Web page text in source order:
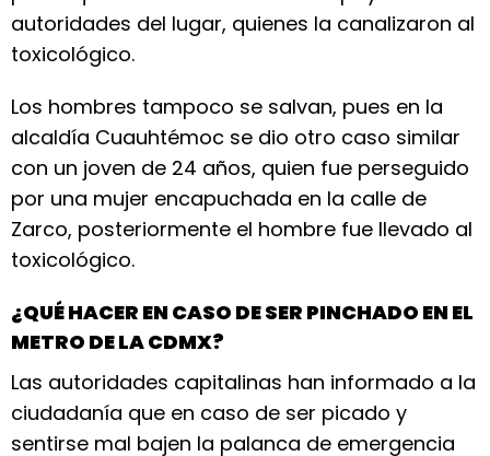
autoridades del lugar, quienes la canalizaron al
toxicológico.
Los hombres tampoco se salvan, pues en la
alcaldía Cuauhtémoc se dio otro caso similar
con un joven de 24 años, quien fue perseguido
por una mujer encapuchada en la calle de
Zarco, posteriormente el hombre fue llevado al
toxicológico.
¿QUÉ HACER EN CASO DE SER PINCHADO EN EL
METRO DE LA CDMX?
Las autoridades capitalinas han informado a la
ciudadanía que en caso de ser picado y
sentirse mal bajen la palanca de emergencia